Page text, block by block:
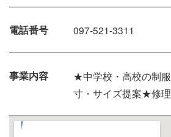
電話番号 097-521-3311
事業内容
★中学校・高校の制
寸・サイズ提案★修